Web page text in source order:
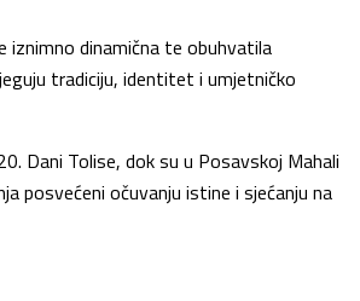
iznimno dinamična te obuhvatila
tradiciju, identitet i umjetničko
Dani Tolise, dok su u Posavskoj Mahali
posvećeni očuvanju istine i sjećanju na